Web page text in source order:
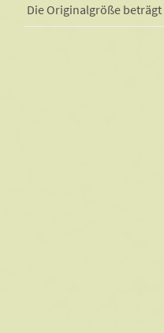
Die Originalgröße beträgt